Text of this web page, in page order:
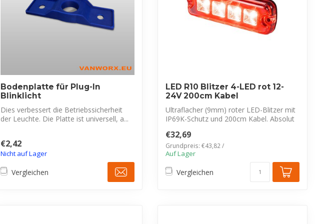
Bodenplatte für Plug-In
Blinklicht
Dies verbessert die Betriebssicherheit
der Leuchte. Die Platte ist universell, a...
€2,42
Nicht auf Lager
Vergleichen
LED R10 Blitzer 4-LED rot 12-
24V 200cm Kabel
Ultraflacher (9mm) roter LED-Blitzer mit
IP69K-Schutz und 200cm Kabel. Absolut
€32,69
Grundpreis: €43,82 /
Auf Lager
Vergleichen